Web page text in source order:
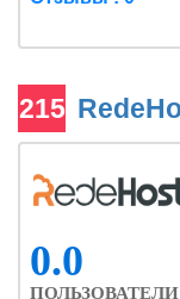
215
0.0
ПОЛЬЗОВАТЕЛИ